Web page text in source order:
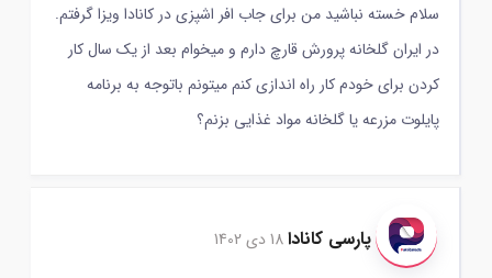
سلام خسته نباشید من برای جاب افر اشپزی در کانادا ویزا گرفتم.
در ایران گلخانه پرورش قارچ دارم و میخوام بعد از یک سال کار
کردن برای خودم کار راه اندازی کنم میتونم باتوجه به برنامه
پایلوت مزرعه یا گلخانه مواد غذایی بزنم؟
پارسی کانادا 18 دی 1402